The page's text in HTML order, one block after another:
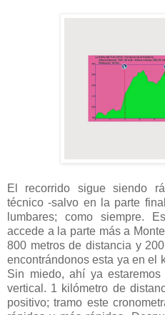
El recorrido sigue siendo
técnico -salvo en la parte
lumbares; como siempre.
accede a la parte más a
800 metros de distancia y
encontrándonos esta ya en el
Sin miedo, ahí ya
vertical. 1 kilómetro de
positivo; tramo este